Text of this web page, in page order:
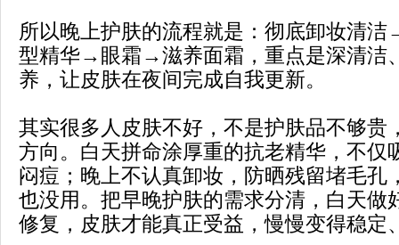
所以晚上护肤的流程就是：彻底卸妆清
型精华→眼霜→滋养面霜，重点是深清洁
养，让皮肤在夜间完成自我更新。
其实很多人皮肤不好，不是护肤品不够贵
方向。白天拼命涂厚重的抗老精华，不仅
闷痘；晚上不认真卸妆，防晒残留堵毛孔
也没用。把早晚护肤的需求分清，白天做
修复，皮肤才能真正受益，慢慢变得稳定